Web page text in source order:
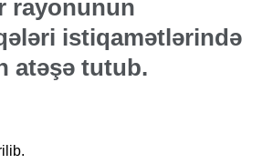
rayonunun
istiqamətlərində
atəşə tutub.